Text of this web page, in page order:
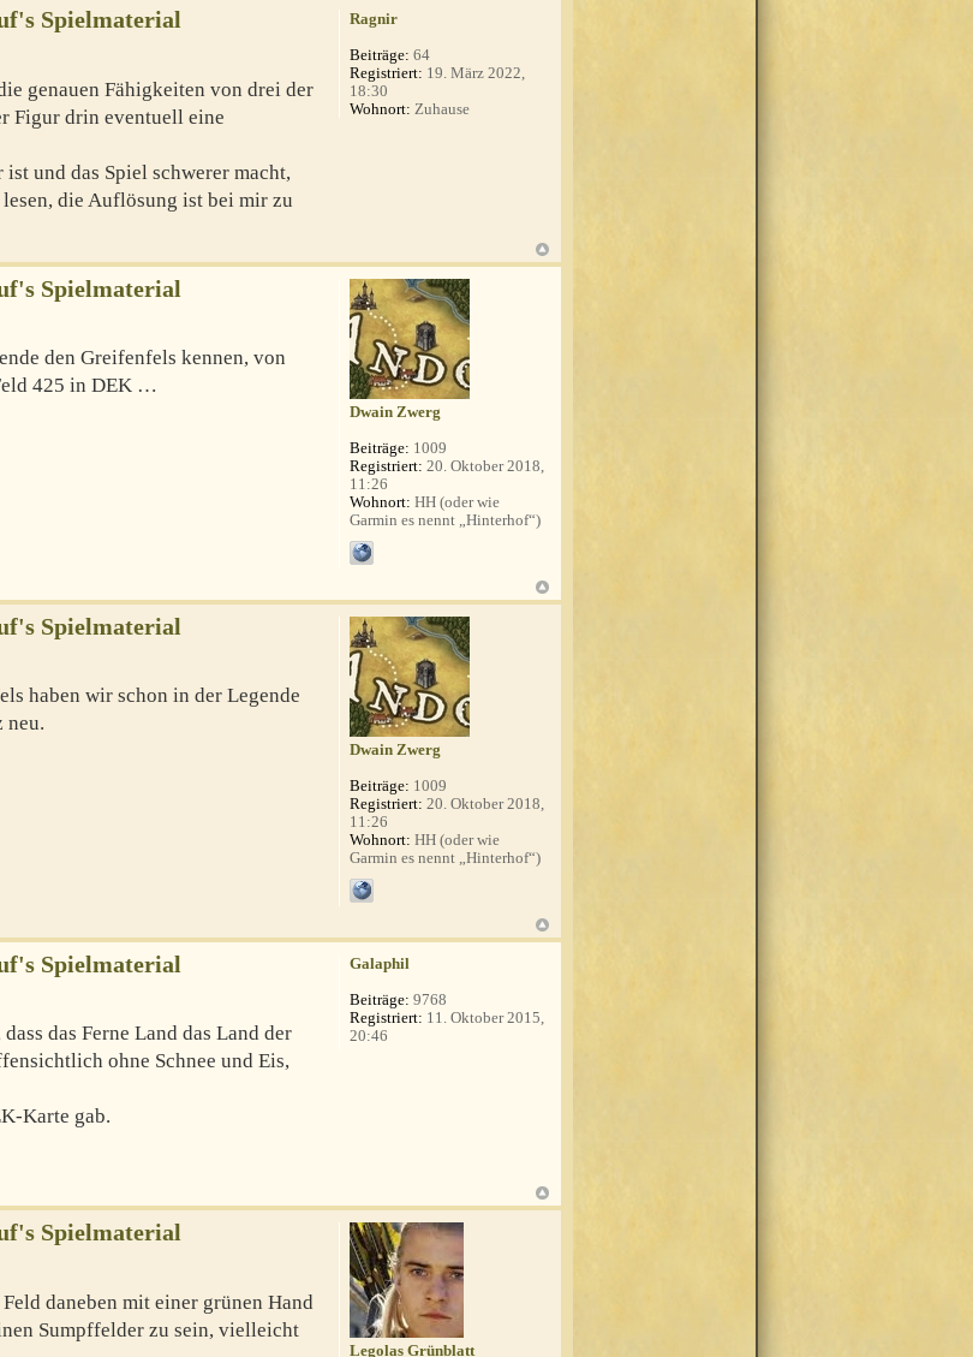
Spielmaterial
genauen Fähigkeiten von drei der
Figur drin eventuell eine
und das Spiel schwerer macht,
die Auflösung ist bei mir zu
Ragnir
Beiträge: 64
Registriert: 19. März 2022,
18:30
Wohnort: Zuhause
Spielmaterial
den Greifenfels kennen, von
425 in DEK …
Dwain Zwerg
Beiträge: 1009
Registriert: 20. Oktober 2018,
11:26
Wohnort: HH (oder wie
Garmin es nennt „Hinterhof“)
Spielmaterial
haben wir schon in der Legende
neu.
Dwain Zwerg
Beiträge: 1009
Registriert: 20. Oktober 2018,
11:26
Wohnort: HH (oder wie
Garmin es nennt „Hinterhof“)
Spielmaterial
das Ferne Land das Land der
ohne Schnee und Eis,
Karte gab.
Galaphil
Beiträge: 9768
Registriert: 11. Oktober 2015,
20:46
Spielmaterial
daneben mit einer grünen Hand
Sumpffelder zu sein, vielleicht
Legolas Grünblatt